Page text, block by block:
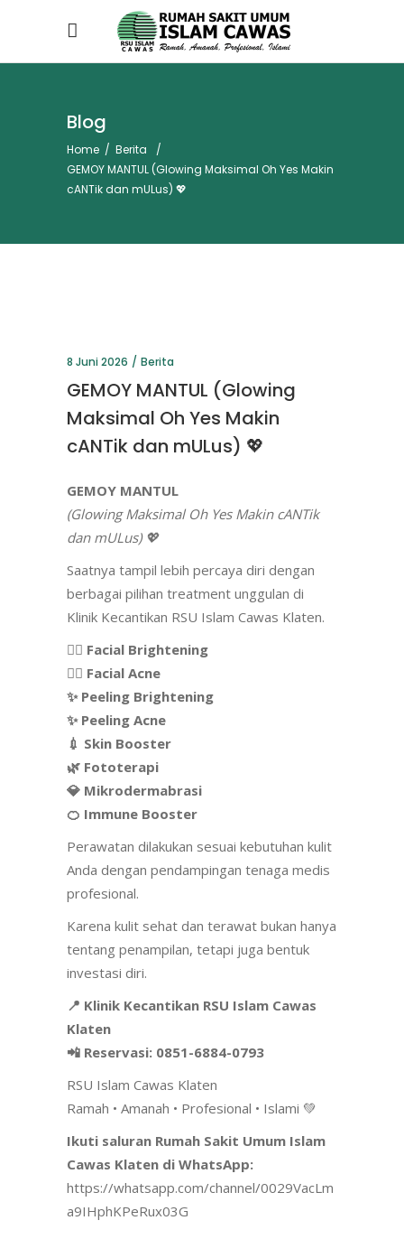
Blog
Home / Berita
/
GEMOY MANTUL (Glowing Maksimal Oh Yes Makin
cANTik dan mULus) 💖
8 Juni 2026 Berita
GEMOY MANTUL (Glowing
Maksimal Oh Yes Makin
cANTik dan mULus) 💖
GEMOY MANTUL
(Glowing Maksimal Oh Yes Makin cANTik
dan mULus) 💖
Saatnya tampil lebih percaya diri dengan
berbagai pilihan treatment unggulan di
Klinik Kecantikan RSU Islam Cawas Klaten.
💆‍♀️ Facial Brightening
💆‍♀️ Facial Acne
✨ Peeling Brightening
✨ Peeling Acne
💉 Skin Booster
🌿 Fototerapi
💎 Mikrodermabrasi
🍊 Immune Booster
Perawatan dilakukan sesuai kebutuhan kulit
Anda dengan pendampingan tenaga medis
profesional.
Karena kulit sehat dan terawat bukan hanya
tentang penampilan, tetapi juga bentuk
investasi diri.
📍 Klinik Kecantikan RSU Islam Cawas
Klaten
📲 Reservasi: 0851-6884-0793
RSU Islam Cawas Klaten
Ramah • Amanah • Profesional • Islami 💚
Ikuti saluran Rumah Sakit Umum Islam
Cawas Klaten di WhatsApp:
https://whatsapp.com/channel/0029VacLm
a9IHphKPeRux03G